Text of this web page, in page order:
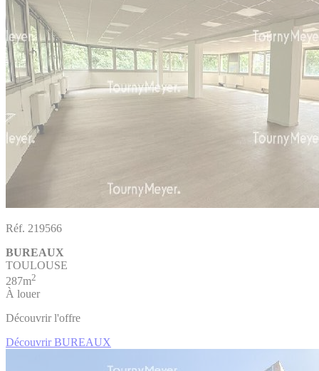
Réf. 219566
BUREAUX
TOULOUSE
287m2
À louer
Découvrir l'offre
Découvrir BUREAUX